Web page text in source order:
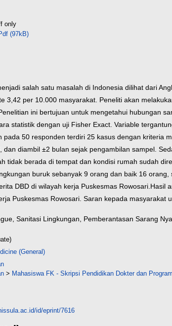
only
(97kB)
salah satu masalah di Indonesia dilihat dari
3,42 per 10.000 masyarakat. Peneliti akan
ini bertujuan untuk mengetahui hubungan
statistik dengan uji Fisher Exact. Variable
pada 50 responden terdiri 25 kasus dengan kriteria
dan diambil ±2 bulan sejak pengambilan sampel.
tidak berada di tempat dan kondisi rumah sudah
buruk sebanyak 9 orang dan baik 16
DBD di wilayah kerja Puskesmas Rowosari.Hasil
Puskesmas Rowosari. Saran kepada
Sanitasi Lingkungan, Pemberantasan Sarang
(General)
> Mahasiswa FK - Skripsi Pendidikan Dokter dan
id/eprint/7616